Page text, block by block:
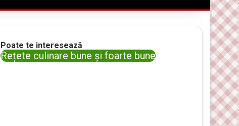
Poate te interesează
C
Rețete culinare bune și foarte bune